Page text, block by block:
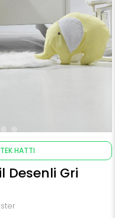
HATTI
Desenli Gri